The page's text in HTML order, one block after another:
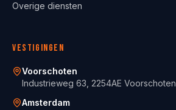
Overige diensten
Vestigingen
Voorschoten
Industrieweg 63, 2254AE Voorschoten
Amsterdam